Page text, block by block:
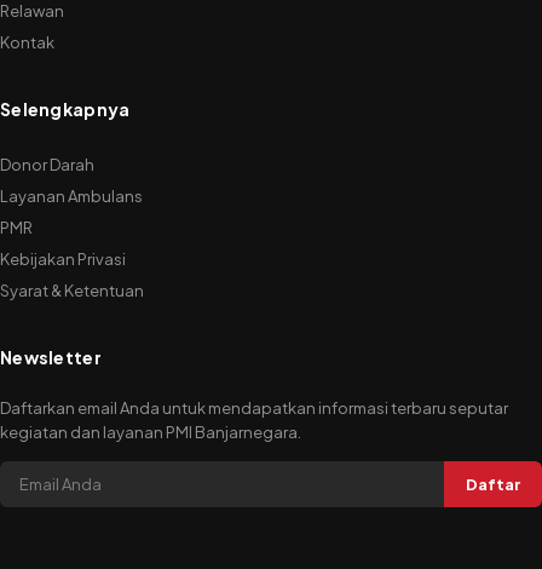
Relawan
Kontak
Selengkapnya
Donor Darah
Layanan Ambulans
PMR
Kebijakan Privasi
Syarat & Ketentuan
Newsletter
Daftarkan email Anda untuk mendapatkan informasi terbaru seputar
kegiatan dan layanan PMI Banjarnegara.
Daftar